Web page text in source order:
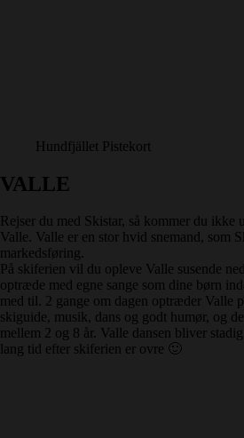
Hundfjället Pistekort
VALLE
Rejser du med Skistar, så kommer du ikke
Valle. Valle er en stor hvid snemand, som
markedsføring.
På skiferien vil du opleve Valle susende
optræde med egne sange som dine børn
med til. 2 gange om dagen optræder Valle
skiguide, musik, dans og godt humør, og
mellem 2 og 8 år. Valle dansen bliver
lang tid efter skiferien er ovre 🙂